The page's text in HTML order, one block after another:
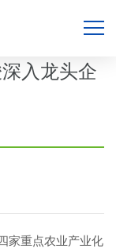
入龙头企
家重点农业产业化